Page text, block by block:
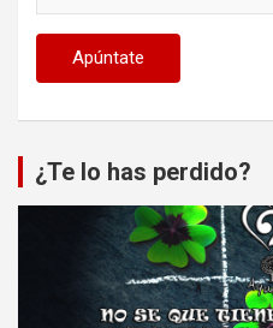
¿Te lo has perdido?